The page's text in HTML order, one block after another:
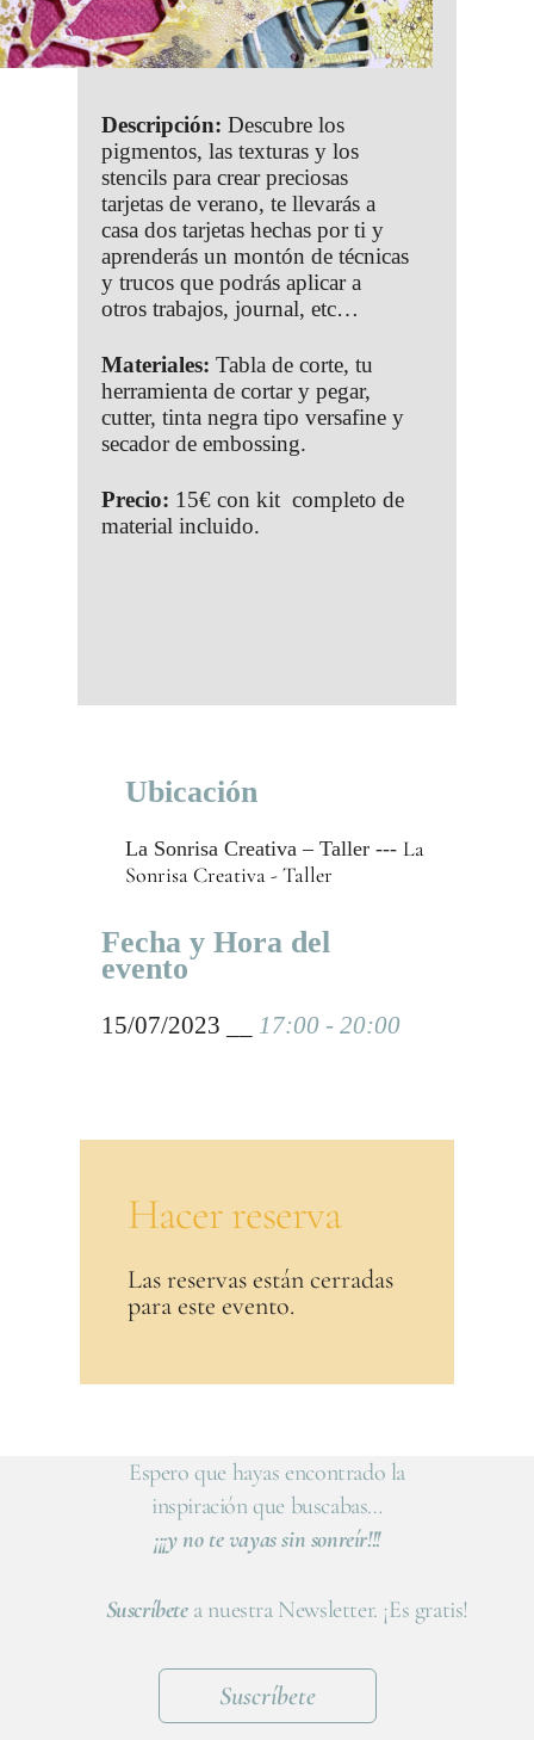
Descripción: Descubre los
pigmentos, las texturas y los
stencils para crear preciosas
tarjetas de verano, te llevarás a
casa dos tarjetas hechas por ti y
aprenderás un montón de técnicas
y trucos que podrás aplicar a
otros trabajos, journal, etc…
Materiales: Tabla de corte, tu
herramienta de cortar y pegar,
cutter, tinta negra tipo versafine y
secador de embossing.
Precio: 15€ con kit completo de
material incluido.
Ubicación
La Sonrisa Creativa – Taller --- La
Sonrisa Creativa - Taller
Fecha y Hora del
evento
15/07/2023 __ 17:00 - 20:00
Hacer reserva
Las reservas están cerradas
para este evento.
Espero que hayas encontrado la
inspiración que buscabas…
¡¡¡y no te vayas sin sonreír!!!
Suscríbetea nuestra Newsletter. ¡Es gratis!
Suscríbete